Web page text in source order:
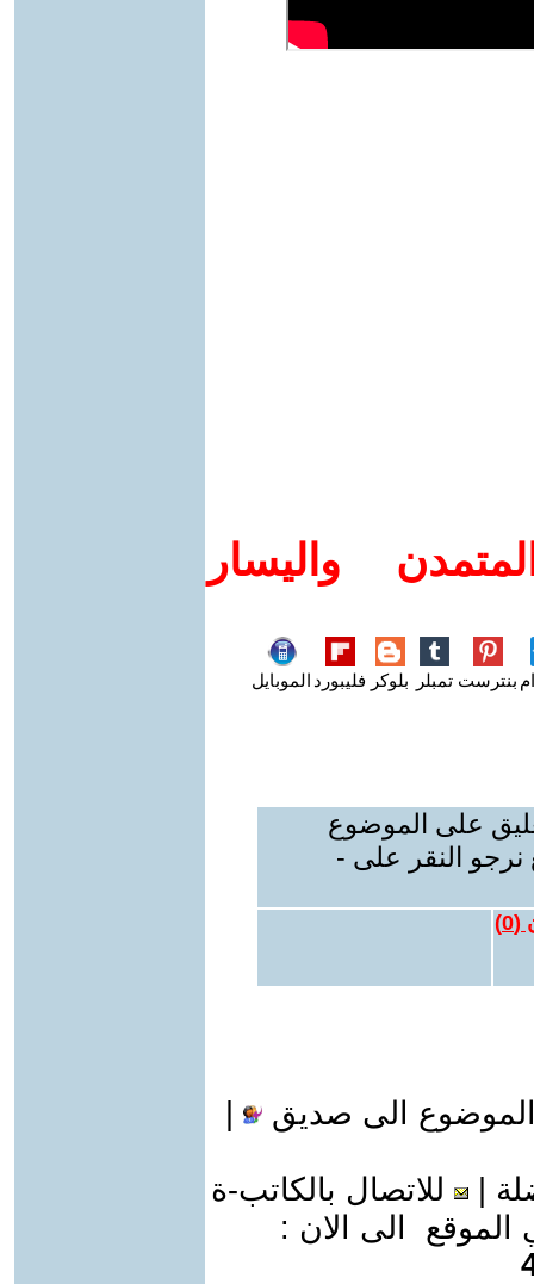
واليسار
بنترست تمبلر بلوكر فليبورد الموبايل
على الموضوع
نرجو النقر على -
(
0
)
الى صديق
للاتصال بالكاتب-ة
الى الان :